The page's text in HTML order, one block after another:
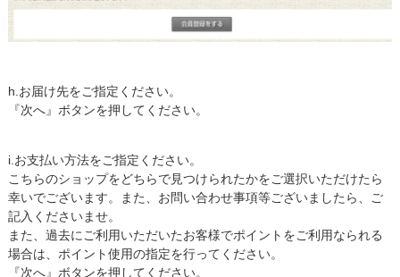
h.お届け先をご指定ください。
『次へ』ボタンを押してください。
i.お支払い方法をご指定ください。
こちらのショップをどちらで見つけられたかをご選択いただけたら
幸いでございます。また、お問い合わせ事項等ございましたら、ご
記入くださいませ。
また、過去にご利用いただいたお客様でポイントをご利用なられる
場合は、ポイント使用の指定を行ってください。
『次へ』ボタンを押してください。